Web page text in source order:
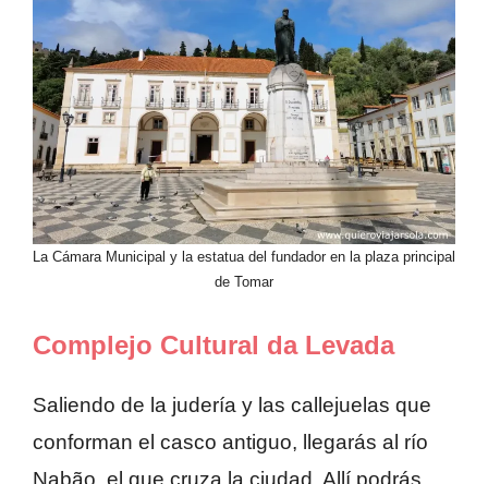
La Cámara Municipal y la estatua del fundador en la plaza principal
de Tomar
Complejo Cultural da Levada
Saliendo de la judería y las callejuelas que
conforman el casco antiguo, llegarás al río
Nabão, el que cruza la ciudad. Allí podrás